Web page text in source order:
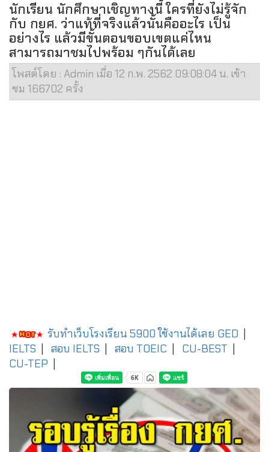
นักเรียน นักศึกษาเชิญทางนี้ ใครที่ยังไม่รู้จัก
กับ กยศ. ว่าแท้ที่จริงแล้วนั้นคืออะไร เป็น
อย่างไร แล้วมีขั้นตอนขอบเขตแค่ไหน
สามารถมาชมไปพร้อม ๆกันได้เลย
โพสต์โดย : Admin เมื่อ 12 ก.พ. 2562 09:08:04 น. เข้า
ชม 166702 ครั้ง
รับทำเว็บโรงเรียน 5900 ใช้งานได้เลย GED
IELTS
สอบ IELTS สอบ TOEIC CU-BEST
CU-TEP